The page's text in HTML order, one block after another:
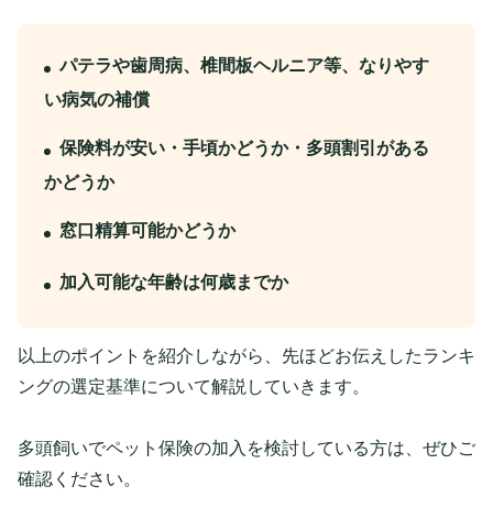
パテラや歯周病、椎間板ヘルニア等、なりやす
い病気の補償
保険料が安い・手頃かどうか・多頭割引がある
かどうか
窓口精算可能かどうか
加入可能な年齢は何歳までか
以上のポイントを紹介しながら、先ほどお伝えしたランキ
ングの選定基準について解説していきます。
多頭飼いでペット保険の加入を検討している方は、ぜひご
確認ください。